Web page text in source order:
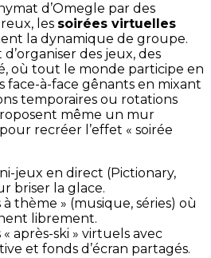
d’Omegle par des
les soirées virtuelles
la dynamique de groupe.
des jeux, des
où tout le monde participe en
face-à-face gênants en mixant
temporaires ou rotations
même un mur
recréer l’effet « soirée
jeux en direct (Pictionary,
briser la glace.
à thème » (musique, séries) où
librement.
après-ski » virtuels avec
et fonds d’écran partagés.